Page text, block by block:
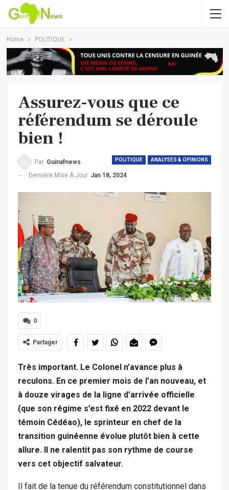
Home POLITIQUE
Assurez-vous que ce
référendum se déroule
bien !
POLITIQUE ANALYSES & OPINIONS
Par Guinafnews
Dernière Mise À Jour Jan 18, 2024
0
Partager
Très important. Le Colonel n’avance plus à
reculons. En ce premier mois de l’an nouveau, et
à douze virages de la ligne d’arrivée officielle
(que son régime s’est fixé en 2022 devant le
témoin Cédéao), le sprinteur en chef de la
transition guinéenne évolue plutôt bien à cette
allure. Il ne ralentit pas son rythme de course
vers cet objectif salvateur.
Il fait de la tenue du référendum constitutionnel dans